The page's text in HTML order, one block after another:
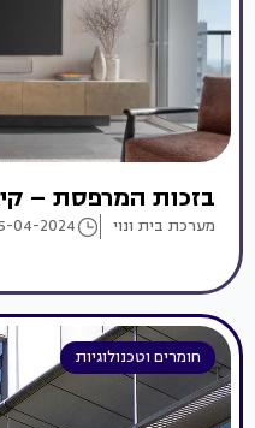
בזכות המרפסת –
מערכת בית ונוי 04-2024
חומרים וטכנולוגיות